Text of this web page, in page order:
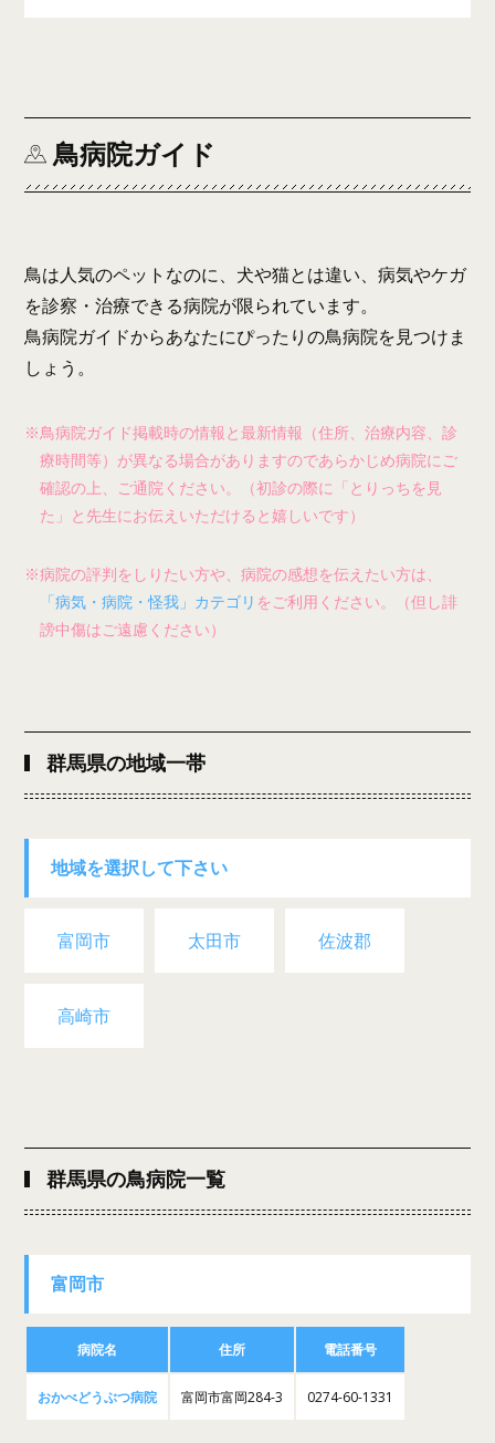
鳥病院ガイド
鳥は人気のペットなのに、犬や猫とは違い、病気やケガ
を診察・治療できる病院が限られています。
鳥病院ガイドからあなたにぴったりの鳥病院を見つけま
しょう。
※鳥病院ガイド掲載時の情報と最新情報（住所、治療内容、診
療時間等）が異なる場合がありますのであらかじめ病院にご
確認の上、ご通院ください。（初診の際に「とりっちを見
た」と先生にお伝えいただけると嬉しいです）
※病院の評判をしりたい方や、病院の感想を伝えたい方は、
「病気・病院・怪我」カテゴリ をご利用ください。（但し誹
謗中傷はご遠慮ください）
群馬県の地域一帯
地域を選択して下さい
富岡市 太田市 佐波郡
高崎市
群馬県の鳥病院一覧
富岡市
病院名 住所 電話番号
おかべどうぶつ病院 富岡市富岡284-3 0274-60-1331